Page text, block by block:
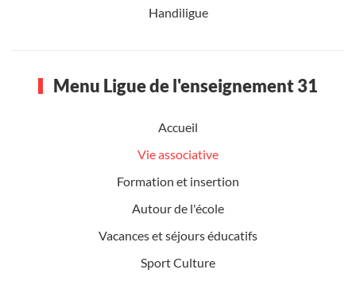
Handiligue
Menu Ligue de l'enseignement 31
Accueil
Vie associative
Formation et insertion
Autour de l'école
Vacances et séjours éducatifs
Sport Culture